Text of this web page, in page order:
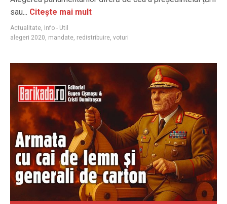
sau... Citește mai mult
Actualitate, Info - Util
alegeri 2020, mandate, redistribuire, voturi